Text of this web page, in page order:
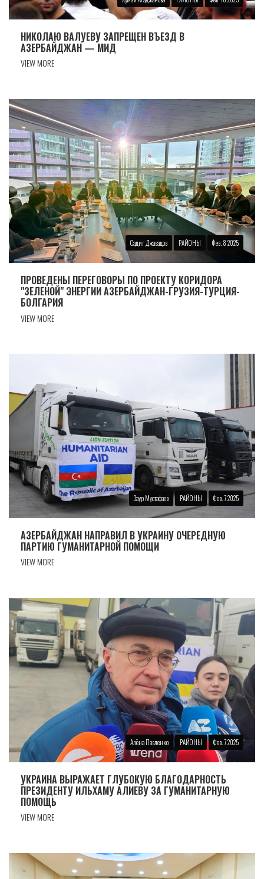
НИКОЛАЮ ВАЛУЕВУ ЗАПРЕЩЕН ВЪЕЗД В
АЗЕРБАЙДЖАН — МИД
VIEW MORE
Садиг Джавадов РАЙОНЫ Фев. 8 2025
ПРОВЕДЕНЫ ПЕРЕГОВОРЫ ПО ПРОЕКТУ КОРИДОРА
"ЗЕЛЕНОЙ" ЭНЕРГИИ АЗЕРБАЙДЖАН-ГРУЗИЯ-ТУРЦИЯ-
БОЛГАРИЯ
VIEW MORE
Заур Мустафаев РАЙОНЫ Фев. 7 2025
АЗЕРБАЙДЖАН НАПРАВИЛ В УКРАИНУ ОЧЕРЕДНУЮ
ПАРТИЮ ГУМАНИТАРНОЙ ПОМОЩИ
VIEW MORE
Алёна Павленко РАЙОНЫ Фев. 7 2025
УКРАИНА ВЫРАЖАЕТ ГЛУБОКУЮ БЛАГОДАРНОСТЬ
ПРЕЗИДЕНТУ ИЛЬХАМУ АЛИЕВУ ЗА ГУМАНИТАРНУЮ
ПОМОЩЬ
VIEW MORE